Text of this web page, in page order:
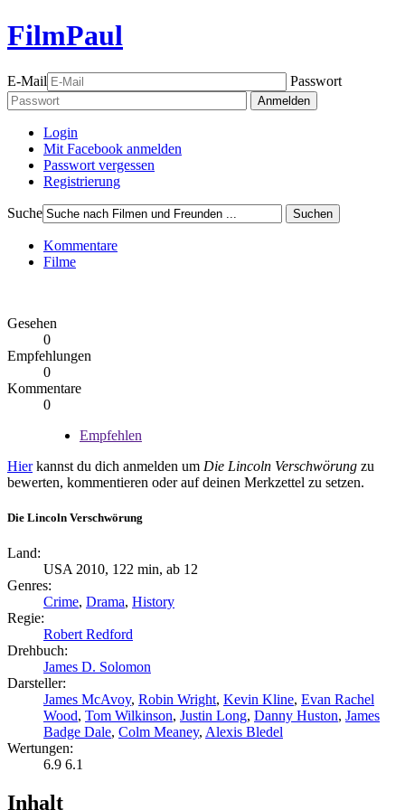
FilmPaul
E-Mail Passwort
Anmelden
Login
Mit Facebook anmelden
Passwort vergessen
Registrierung
Suche Suchen
Kommentare
Filme
Gesehen
0
Empfehlungen
0
Kommentare
0
Empfehlen
Hierkannst du dich anmelden um Die Lincoln Verschwörung zu
bewerten, kommentieren oder auf deinen Merkzettel zu setzen.
Die Lincoln Verschwörung
Land:
USA 2010, 122 min, ab 12
Genres:
Crime, Drama, History
Regie:
Robert Redford
Drehbuch:
James D. Solomon
Darsteller:
James McAvoy, Robin Wright, Kevin Kline, Evan Rachel
Wood, Tom Wilkinson, Justin Long, Danny Huston, James
Badge Dale, Colm Meaney, Alexis Bledel
Wertungen:
6.9 6.1
Inhalt